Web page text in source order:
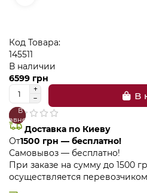
Код Товара:
145511
В наличии
6599 грн
В
В
закладки
В
сравнение
Доставка по Киеву
От1500 грн — бесплатно!
Самовывоз — бесплатно!
При заказе на сумму до 1500
осуществляется